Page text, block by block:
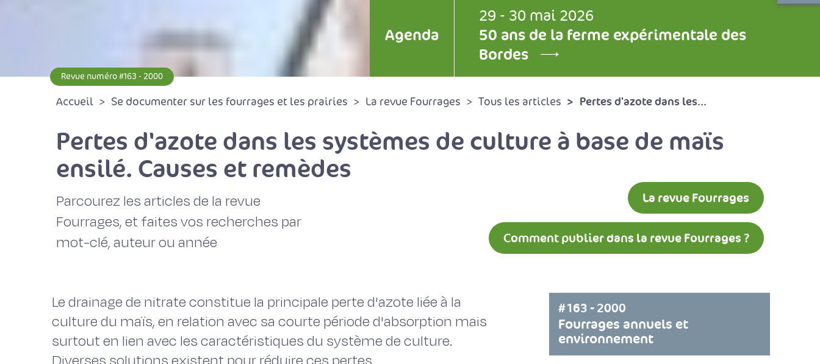
Agenda
29 - 30 mai 2026
50 ans de la ferme expérimentale des
Bordes
Revue numéro #163 - 2000
Accueil Se documenter sur les fourrages et les prairies La revue Fourrages Tous les articles Pertes d'azote dans les...
Pertes d'azote dans les systèmes de culture à base de maïs
ensilé. Causes et remèdes
Parcourez les articles de la revue
Fourrages, et faites vos recherches par
mot-clé, auteur ou année
La revue Fourrages
Comment publier dans la revue Fourrages ?
Le drainage de nitrate constitue la principale perte d'azote liée à la
culture du maïs, en relation avec sa courte période d'absorption mais
surtout en lien avec les caractéristiques du système de culture.
#163 - 2000
Fourrages annuels et
environnement